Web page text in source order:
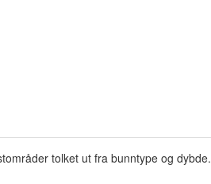
tolket ut fra bunntype og dybde.